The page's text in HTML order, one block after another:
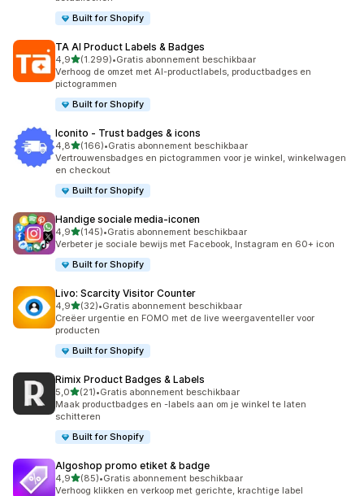
Built for Shopify
TA AI Product Labels & Badges
4,9van 5 sterren
(1.299)
1299 recensies in totaal
•Gratis abonnement beschikbaar
Verhoog de omzet met AI-productlabels, productbadges en
pictogrammen
Built for Shopify
Iconito ‑ Trust badges & icons
4,8van 5 sterren
(166)
166 recensies in totaal
•Gratis abonnement beschikbaar
Vertrouwensbadges en pictogrammen voor je winkel, winkelwagen
en checkout
Built for Shopify
Handige sociale media‑iconen
4,9van 5 sterren
(145)
145 recensies in totaal
•Gratis abonnement beschikbaar
Verbeter je sociale bewijs met Facebook, Instagram en 60+ icon
Built for Shopify
Livo: Scarcity Visitor Counter
4,9van 5 sterren
(32)
32 recensies in totaal
•Gratis abonnement beschikbaar
Creëer urgentie en FOMO met de live weergaventeller voor
producten
Built for Shopify
Rimix Product Badges & Labels
5,0van 5 sterren
(21)
21 recensies in totaal
•Gratis abonnement beschikbaar
Maak productbadges en -labels aan om je winkel te laten
schitteren
Built for Shopify
Algoshop promo etiket & badge
4,9van 5 sterren
(85)
85 recensies in totaal
•Gratis abonnement beschikbaar
Verhoog klikken en verkoop met gerichte, krachtige label